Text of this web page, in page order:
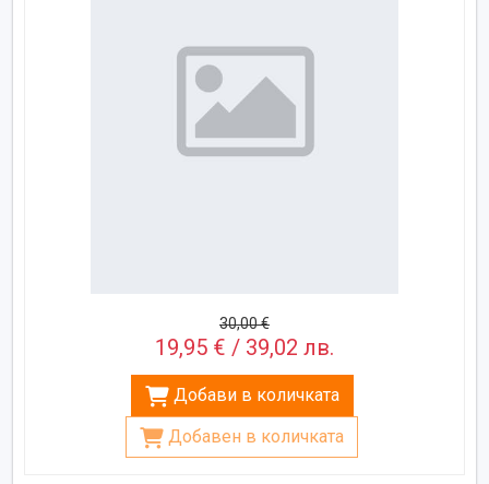
30,00 €
19,95 € / 39,02 лв.
Добави в количката
Добавен в количката